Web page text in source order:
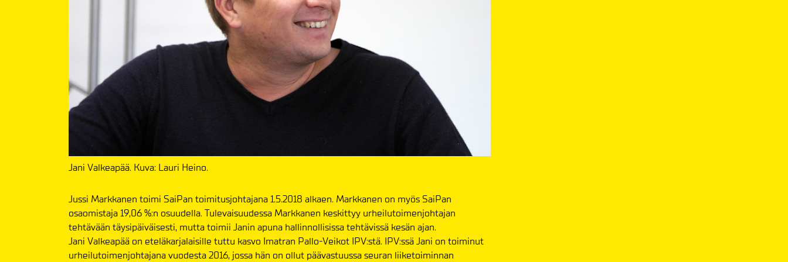
Jani Valkeapää. Kuva: Lauri Heino.
Jussi Markkanen toimi SaiPan toimitusjohtajana 1.5.2018 alkaen. Markkanen on myös SaiPan
osaomistaja 19,06 %:n osuudella. Tulevaisuudessa Markkanen keskittyy urheilutoimenjohtajan
tehtävään täysipäiväisesti, mutta toimii Janin apuna hallinnollisissa tehtävissä kesän ajan.
Jani Valkeapää on eteläkarjalaisille tuttu kasvo Imatran Pallo-Veikot IPV:stä. IPV:ssä Jani on toiminut
urheilutoimenjohtajana vuodesta 2016, jossa hän on ollut päävastuussa seuran liiketoiminnan